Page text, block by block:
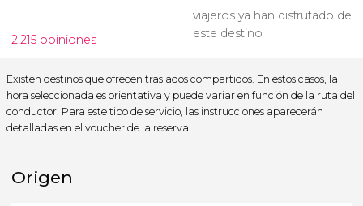
2.215 opiniones
viajeros ya han disfrutado de
este destino
Existen destinos que ofrecen traslados compartidos. En estos casos, la
hora seleccionada es orientativa y puede variar en función de la ruta del
conductor. Para este tipo de servicio, las instrucciones aparecerán
detalladas en el voucher de la reserva.
Origen